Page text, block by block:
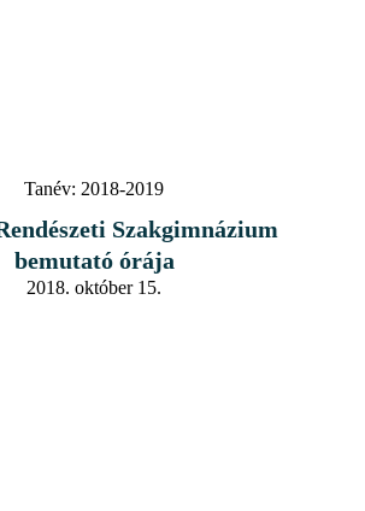
Tanév: 2018-2019
Szakgimnázium
bemutató órája
2018. október 15.